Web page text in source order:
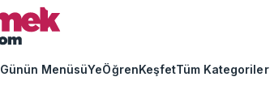
Günün MenüsüYeÖğrenKeşfetTüm Kategoriler